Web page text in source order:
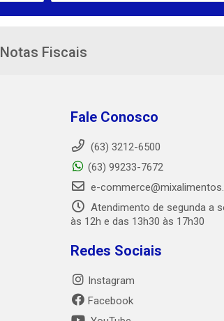
Notas Fiscais
Fale Conosco
(63) 3212-6500
(63) 99233-7672
e-
Atendimento de segunda a
às 12h e das 13h30 às 17h30
Redes Sociais
Instagram
Facebook